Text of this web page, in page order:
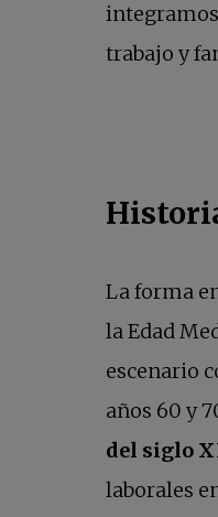
trabajo y
La forma
la Edad
escenario
años 60 y
del siglo
laborales